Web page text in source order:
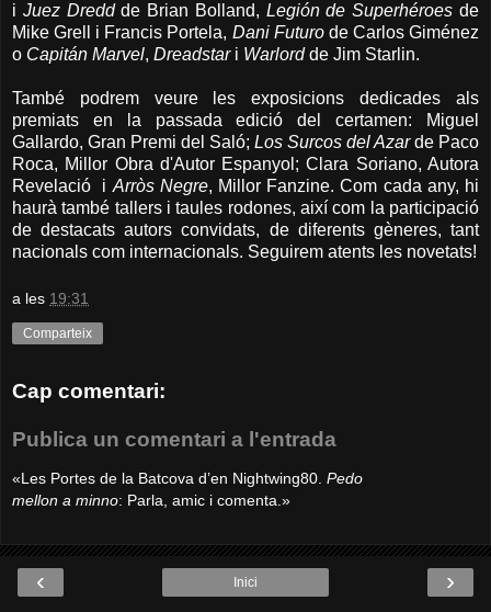
i Juez Dreddde Brian Bolland, Legión de Superhéroes de
Mike Grell i Francis Portela, Dani Futurode Carlos Giménez
o Capitán Marvel, Dreadstari Warlordde Jim Starlin.
També podrem veure les exposicions dedicades als
premiats en la passada edició del certamen: Miguel
Gallardo, Gran Premi del Saló; Los Surcos del Azarde Paco
Roca, Millor Obra d'Autor Espanyol; Clara Soriano, Autora
Revelació i Arròs Negre, Millor Fanzine. Com cada any, hi
haurà també tallers i taules rodones, així com la participació
de destacats autors convidats, de diferents gèneres, tant
nacionals com internacionals. Seguirem atents les novetats!
a les 19:31
Comparteix
Cap comentari:
Publica un comentari a l'entrada
«Les Portes de la Batcova d’en Nightwing80. Pedo
mellon a minno: Parla, amic i comenta.»
‹ ›
Inici